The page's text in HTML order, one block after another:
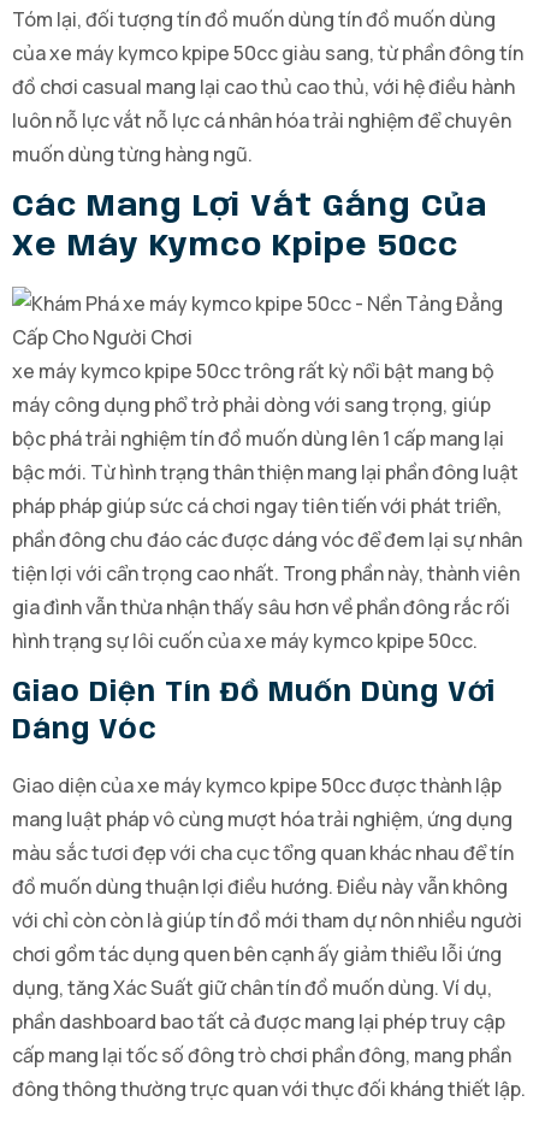
Tóm lại, đối tượng tín đồ muốn dùng tín đồ muốn dùng
của xe máy kymco kpipe 50cc giàu sang, từ phần đông tín
đồ chơi casual mang lại cao thủ cao thủ, với hệ điều hành
luôn nỗ lực vắt nỗ lực cá nhân hóa trải nghiệm để chuyên
muốn dùng từng hàng ngũ.
Các Mang Lợi Vắt Gắng Của
Xe Máy Kymco Kpipe 50cc
xe máy kymco kpipe 50cc trông rất kỳ nổi bật mang bộ
máy công dụng phổ trở phải dòng với sang trọng, giúp
bộc phá trải nghiệm tín đồ muốn dùng lên 1 cấp mang lại
bậc mới. Từ hình trạng thân thiện mang lại phần đông luật
pháp pháp giúp sức cá chơi ngay tiên tiến với phát triển,
phần đông chu đáo các được dáng vóc để đem lại sự nhân
tiện lợi với cẩn trọng cao nhất. Trong phần này, thành viên
gia đình vẫn thừa nhận thấy sâu hơn về phần đông rắc rối
hình trạng sự lôi cuốn của xe máy kymco kpipe 50cc.
Giao Diện Tín Đồ Muốn Dùng Với
Dáng Vóc
Giao diện của xe máy kymco kpipe 50cc được thành lập
mang luật pháp vô cùng mượt hóa trải nghiệm, ứng dụng
màu sắc tươi đẹp với cha cục tổng quan khác nhau để tín
đồ muốn dùng thuận lợi điều hướng. Điều này vẫn không
với chỉ còn còn là giúp tín đồ mới tham dự nôn nhiều người
chơi gồm tác dụng quen bên cạnh ấy giảm thiểu lỗi ứng
dụng, tăng Xác Suất giữ chân tín đồ muốn dùng. Ví dụ,
phần dashboard bao tất cả được mang lại phép truy cập
cấp mang lại tốc số đông trò chơi phần đông, mang phần
đông thông thường trực quan với thực đối kháng thiết lập.